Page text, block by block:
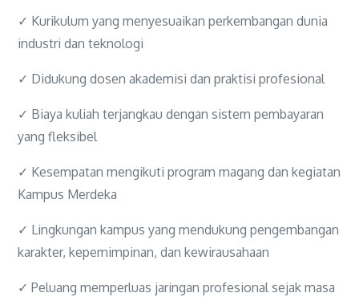
✓ Kurikulum yang menyesuaikan perkembangan dunia
industri dan teknologi
✓ Didukung dosen akademisi dan praktisi profesional
✓ Biaya kuliah terjangkau dengan sistem pembayaran
yang fleksibel
✓ Kesempatan mengikuti program magang dan kegiatan
Kampus Merdeka
✓ Lingkungan kampus yang mendukung pengembangan
karakter, kepemimpinan, dan kewirausahaan
✓ Peluang memperluas jaringan profesional sejak masa